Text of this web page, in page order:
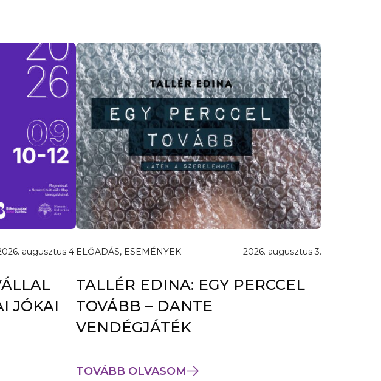
augusztus 4.
JÓKAI
ELŐADÁS, ESEMÉNYEK 2026. augusztus 3.
TALLÉR EDINA: EGY PERCCEL
TOVÁBB – DANTE
VENDÉGJÁTÉK
TOVÁBB OLVASOM